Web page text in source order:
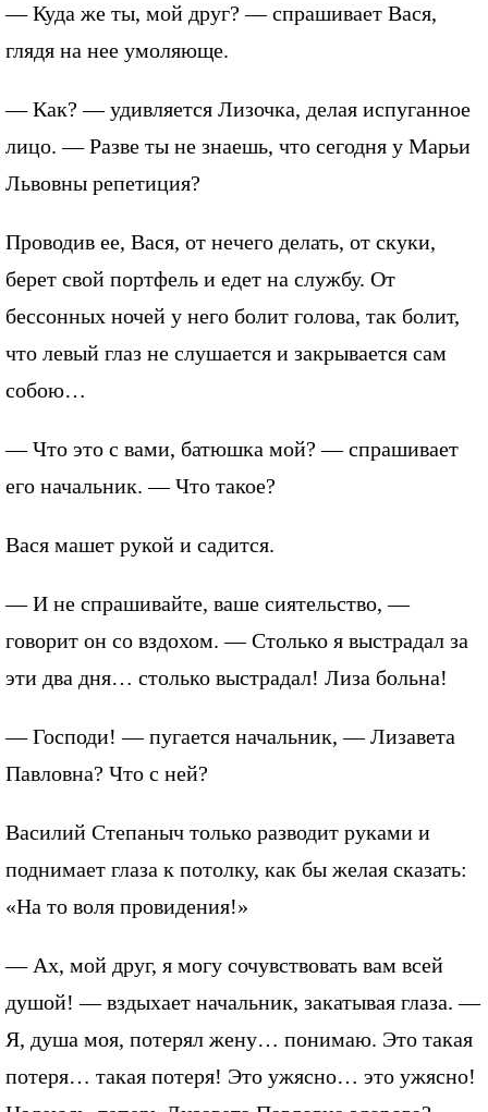
— Куда же ты, мой друг? — спрашивает Вася,
глядя на нее умоляюще.
— Как? — удивляется Лизочка, делая испуганное
лицо. — Разве ты не знаешь, что сегодня у Марьи
Львовны репетиция?
Проводив ее, Вася, от нечего делать, от скуки,
берет свой портфель и едет на службу. От
бессонных ночей у него болит голова, так болит,
что левый глаз не слушается и закрывается сам
собою…
— Что это с вами, батюшка мой? — спрашивает
его начальник. — Что такое?
Вася машет рукой и садится.
— И не спрашивайте, ваше сиятельство, —
говорит он со вздохом. — Столько я выстрадал за
эти два дня… столько выстрадал! Лиза больна!
— Господи! — пугается начальник, — Лизавета
Павловна? Что с ней?
Василий Степаныч только разводит руками и
поднимает глаза к потолку, как бы желая сказать:
«На то воля провидения!»
— Ах, мой друг, я могу сочувствовать вам всей
душой! — вздыхает начальник, закатывая глаза. —
Я, душа моя, потерял жену… понимаю. Это такая
потеря… такая потеря! Это ужясно… это ужясно!